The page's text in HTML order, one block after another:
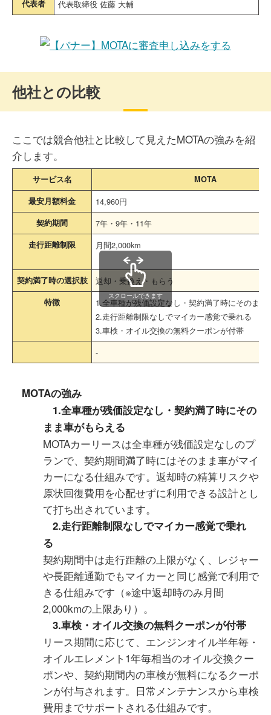
代表者 代表取締役 佐藤 大輔
他社との比較
ここでは競合他社と比較して見えたMOTAの強みを紹
介します。
サービス名
MOTA
最安月額料金
14,960円
契約期間 7年・9年・11年
走行距離制限 月間2,000km
契約満了時の選択肢 返却・乗換え・もらう
特徴
1.全車種が残価設定なし・契約満了時にそのまま
2.走行距離制限なしでマイカー感覚で乗れる
3.車検・オイル交換の無料クーポンが付帯
-
スクロールできます
MOTAの強み
1.全車種が残価設定なし・契約満了時にその
まま車がもらえる
MOTAカーリースは全車種が残価設定なしのプ
ランで、契約期間満了時にはそのまま車がマイ
カーになる仕組みです。返却時の精算リスクや
原状回復費用を心配せずに利用できる設計とし
て打ち出されています。
2.走行距離制限なしでマイカー感覚で乗れ
る
契約期間中は走行距離の上限がなく、レジャー
や長距離通勤でもマイカーと同じ感覚で利用で
きる仕組みです（※途中返却時のみ月間
2,000kmの上限あり）。
3.車検・オイル交換の無料クーポンが付帯
リース期間に応じて、エンジンオイル半年毎・
オイルエレメント1年毎相当のオイル交換クー
ポンや、契約期間内の車検が無料になるクーポ
ンが付与されます。日常メンテナンスから車検
費用までサポートされる仕組みです。